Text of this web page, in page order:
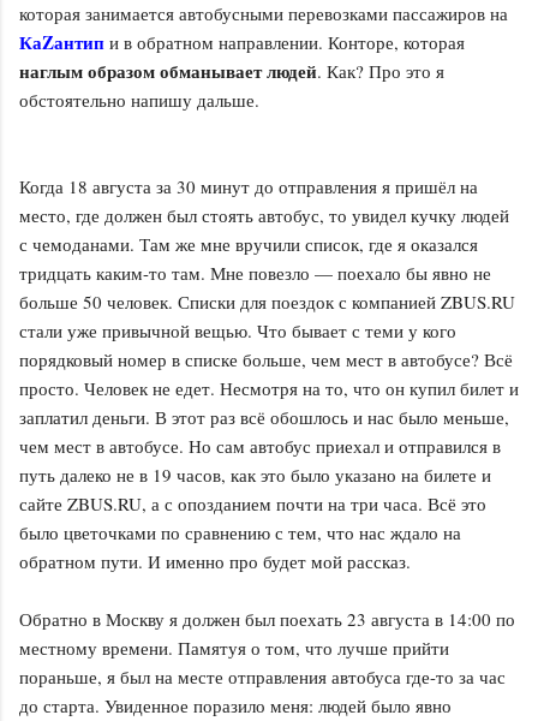
которая занимается автобусными перевозками пассажиров на
КаZантип и в обратном направлении. Конторе, которая
наглым образом обманывает людей. Как? Про это я
обстоятельно напишу дальше.
Когда 18 августа за 30 минут до отправления я пришёл на
место, где должен был стоять автобус, то увидел кучку людей
с чемоданами. Там же мне вручили список, где я оказался
тридцать каким-то там. Мне повезло — поехало бы явно не
больше 50 человек. Списки для поездок с компанией ZBUS.RU
стали уже привычной вещью. Что бывает с теми у кого
порядковый номер в списке больше, чем мест в автобусе? Всё
просто. Человек не едет. Несмотря на то, что он купил билет и
заплатил деньги. В этот раз всё обошлось и нас было меньше,
чем мест в автобусе. Но сам автобус приехал и отправился в
путь далеко не в 19 часов, как это было указано на билете и
сайте ZBUS.RU, а с опозданием почти на три часа. Всё это
было цветочками по сравнению с тем, что нас ждало на
обратном пути. И именно про будет мой рассказ.
Обратно в Москву я должен был поехать 23 августа в 14:00 по
местному времени. Памятуя о том, что лучше прийти
пораньше, я был на месте отправления автобуса где-то за час
до старта. Увиденное поразило меня: людей было явно